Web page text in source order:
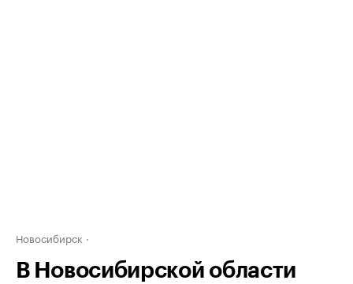
Новосибирск
В Новосибирской области